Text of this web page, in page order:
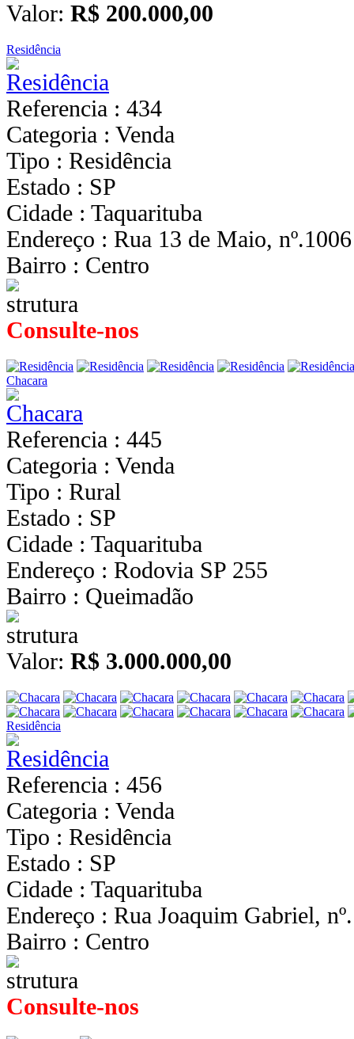
Valor: R$ 200.000,00
Residência
Referencia : 434
Categoria : Venda
Tipo : Residência
Estado : SP
Cidade : Taquarituba
Endereço : Rua 13 de Maio, nº.1006
Bairro : Centro
Consulte-nos
Chacara
Referencia : 445
Categoria : Venda
Tipo : Rural
Estado : SP
Cidade : Taquarituba
Endereço : Rodovia SP 255
Bairro : Queimadão
Valor: R$ 3.000.000,00
Residência
Referencia : 456
Categoria : Venda
Tipo : Residência
Estado : SP
Cidade : Taquarituba
Endereço : Rua Joaquim Gabriel, nº.
Bairro : Centro
Consulte-nos